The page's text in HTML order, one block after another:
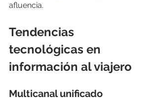
afluencia.
Tendencias
tecnológicas en
información al viajero
Multicanal unificado